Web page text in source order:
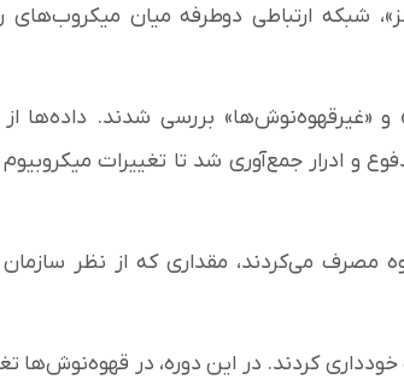
شبکه ارتباطی دوطرفه میان میکروب‌های
«قهوه‌نوش‌ها» و «غیرقهوه‌نوش‌ها» بررسی شدند.
و ادرار جمع‌آوری شد تا تغییرات
بودند که روزانه ۳ تا ۵ فنجان قهوه مصرف می‌کردند، مقداری که از
کردند. در این دوره، در قهوه‌نوش‌ها